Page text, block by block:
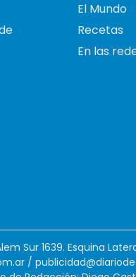
El Mundo
Recetas
En las
Sur 1639. Esquina
/